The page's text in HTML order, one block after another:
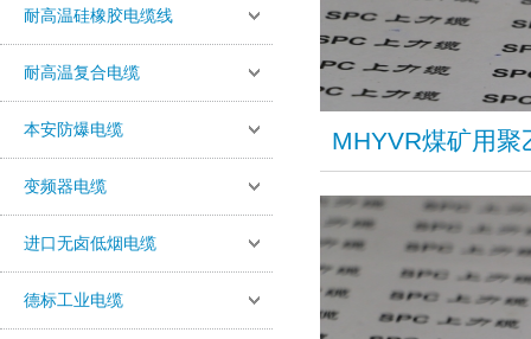
耐高温硅橡胶电缆线
耐高温复合电缆
本安防爆电缆
变频器电缆
进口无卤低烟电缆
德标工业电缆
​MHYVR煤矿用